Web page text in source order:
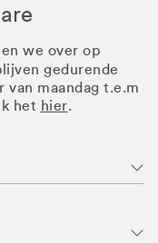
we over op
gedurende
maandag t.e.m
het hier.